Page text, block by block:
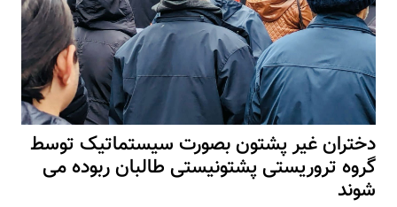
دختران غیر پشتون بصورت سیستماتیک توسط
گروه تروریستی پشتونیستی طالبان ربوده می
شوند